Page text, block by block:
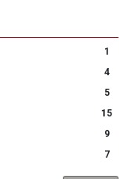
1
4
5
15
9
7